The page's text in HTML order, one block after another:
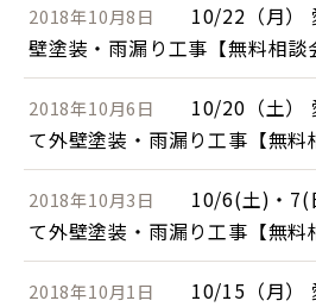
2018年10月8日
10/22（月）
壁塗装・雨漏り工事【無料相談
2018年10月6日
10/20（土）
て外壁塗装・雨漏り工事【無料
2018年10月3日
10/6(土)・7(
て外壁塗装・雨漏り工事【無料
2018年10月1日
10/15（月）